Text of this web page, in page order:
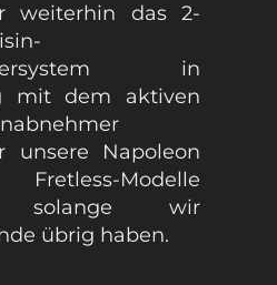
weiterhin das 2-
in
mit dem aktiven
unsere Napoleon
Modelle
solange wir
übrig haben.